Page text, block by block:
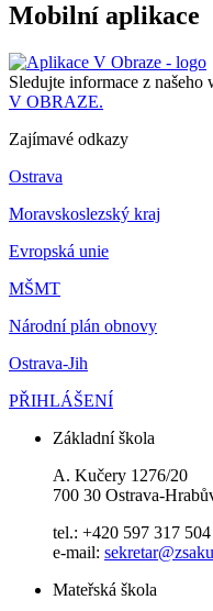
Mobilní aplikace
Sledujte informace z našeho
V OBRAZE.
Zajímavé odkazy
Ostrava
Moravskoslezský kraj
Evropská unie
MŠMT
Národní plán obnovy
Ostrava-Jih
PŘIHLÁŠENÍ
Základní škola
A. Kučery 1276/20
700 30 Ostrava-
tel.: +420 597 317 504
e-mail:
Mateřská škola